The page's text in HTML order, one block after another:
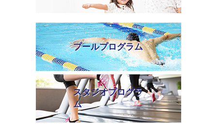
プールプログラム
スタジオプログラ
ム